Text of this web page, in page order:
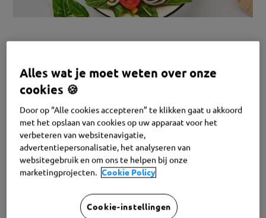
onkostenvergoeding krijgen voor maaltijden onderweg?
En hoe kan je de fiscale vrijstelling behouden?
Het zijn vragen die regelmatig terugkomen die we graag
voor jullie beantwoorden!
Kan je maaltijdcheques gebruiken in een
bedrijfsrestaurant?
Alles wat je moet weten over onze
cookies 🍪
Door op “Alle cookies accepteren” te klikken gaat u akkoord
met het opslaan van cookies op uw apparaat voor het
verbeteren van websitenavigatie,
advertentiepersonalisatie, het analyseren van
websitegebruik en om ons te helpen bij onze
marketingprojecten. Cookie Policy
Cookie-instellingen